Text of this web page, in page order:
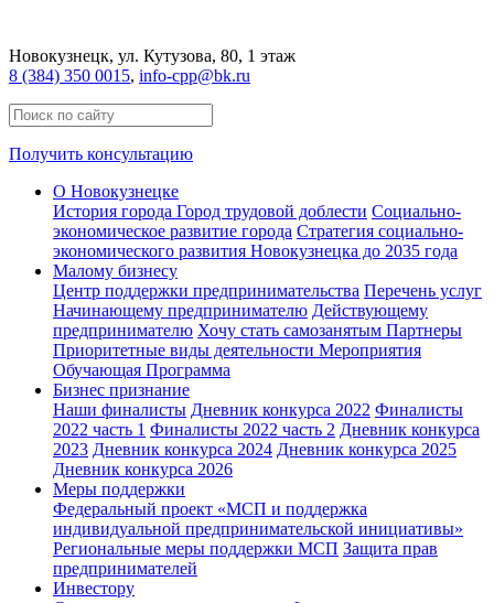
Новокузнецк, ул. Кутузова, 80, 1 этаж
8 (384) 350 0015, info-cpp@bk.ru
Получить консультацию
О Новокузнецке
История города Город трудовой доблести Социально-
экономическое развитие города Стратегия социально-
экономического развития Новокузнецка до 2035 года
Малому бизнесу
Центр поддержки предпринимательства Перечень услуг
Начинающему предпринимателю Действующему
предпринимателю Хочу стать самозанятым Партнеры
Приоритетные виды деятельности Мероприятия
Обучающая Программа
Бизнес признание
Наши финалисты Дневник конкурса 2022 Финалисты
2022 часть 1 Финалисты 2022 часть 2 Дневник конкурса
2023 Дневник конкурса 2024 Дневник конкурса 2025
Дневник конкурса 2026
Меры поддержки
Федеральный проект «МСП и поддержка
индивидуальной предпринимательской инициативы»
Региональные меры поддержки МСП Защита прав
предпринимателей
Инвестору